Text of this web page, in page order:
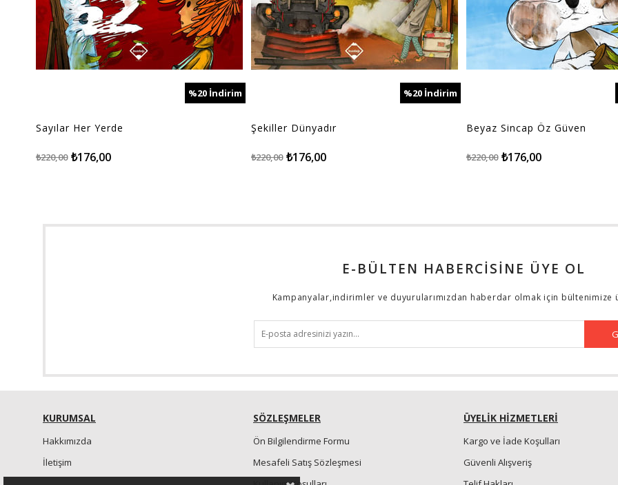
Sayılar Her Yerde
₺176,00
₺220,00
%20 İndirim
Şekiller Dünyadır
₺176,00
₺220,00
%20 İndirim
Beyaz Sincap Öz Güven
₺176,00
₺220,00
E-BÜLTEN HABERCİSİNE ÜYE OL
Kampanyalar,indirimler ve duyurularımızdan haberdar olmak için bültenimize
KURUMSAL
Hakkımızda
İletişim
SÖZLEŞMELER
Ön Bilgilendirme Formu
Mesafeli Satış Sözleşmesi
ÜYELİK HİZMETLERİ
Kargo ve İade Koşulları
Güvenli Alışveriş